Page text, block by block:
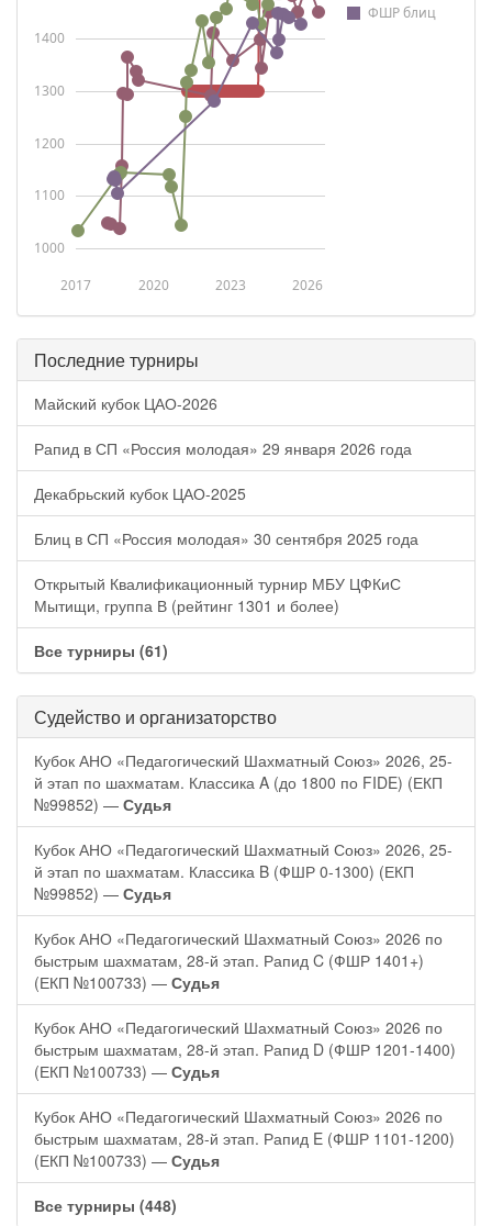
ФШР блиц
2017 2020 2023 2026
1000
1100
1200
1300
1400
Последние турниры
Майский кубок ЦАО-2026
Рапид в СП «Россия молодая» 29 января 2026 года
Декабрьский кубок ЦАО-2025
Блиц в СП «Россия молодая» 30 сентября 2025 года
Открытый Квалификационный турнир МБУ ЦФКиС
Мытищи, группа В (рейтинг 1301 и более)
Все турниры (61)
Судейство и организаторство
Кубок АНО «Педагогический Шахматный Союз» 2026, 25-
й этап по шахматам. Классика A (до 1800 по FIDE) (ЕКП
№99852) — Судья
Кубок АНО «Педагогический Шахматный Союз» 2026, 25-
й этап по шахматам. Классика B (ФШР 0-1300) (ЕКП
№99852) — Судья
Кубок АНО «Педагогический Шахматный Союз» 2026 по
быстрым шахматам, 28-й этап. Рапид C (ФШР 1401+)
(ЕКП №100733) — Судья
Кубок АНО «Педагогический Шахматный Союз» 2026 по
быстрым шахматам, 28-й этап. Рапид D (ФШР 1201-1400)
(ЕКП №100733) — Судья
Кубок АНО «Педагогический Шахматный Союз» 2026 по
быстрым шахматам, 28-й этап. Рапид E (ФШР 1101-1200)
(ЕКП №100733) — Судья
Все турниры (448)